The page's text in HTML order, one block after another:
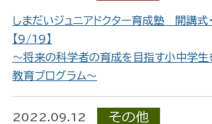
しまだいジュニアドクター育成塾 開講式
【9/19】
～将来の科学者の育成を目指す小中学生
教育プログラム～
2022.09.12